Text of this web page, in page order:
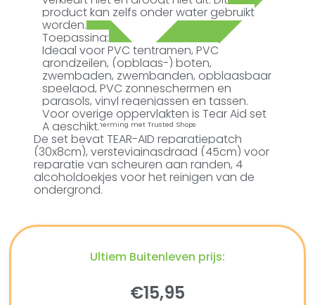
Kopersbescherming met Trusted Shops
product kan zelfs onder water gebruikt
worden.
Toepassing:
Ideaal voor PVC tentramen, PVC
grondzeilen, (opblaas-) boten,
zwembaden, zwembanden, opblaasbaar
speelgod, PVC zonneschermen en
parasols, vinyl regenjassen en tassen.
Voor overige oppervlakten is Tear Aid set
A geschikt.
De set bevat TEAR-AID reparatiepatch
(30x8cm), verstevigingsdraad (45cm) voor
reparatie van scheuren aan randen, 4
alcoholdoekjes voor het reinigen van de
ondergrond.
Ultiem Buitenleven prijs:
€15,95